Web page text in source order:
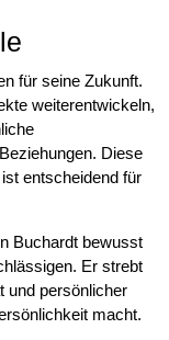
für seine Zukunft.
weiterentwickeln,
Diese
entscheidend für
Buchardt bewusst
Er strebt
und persönlicher
macht.